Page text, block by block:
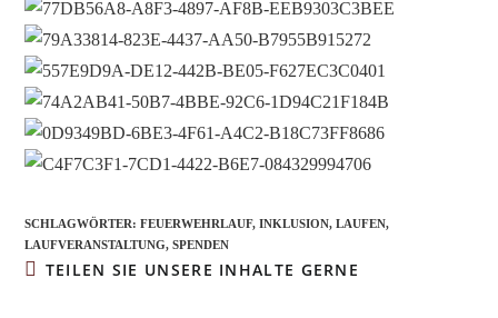
SCHLAGWÖRTER:FEUERWEHRLAUF, INKLUSION, LAUFEN,
LAUFVERANSTALTUNG, SPENDEN
TEILEN SIE UNSERE INHALTE GERNE